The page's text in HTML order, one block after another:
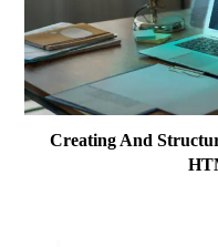
Creating And